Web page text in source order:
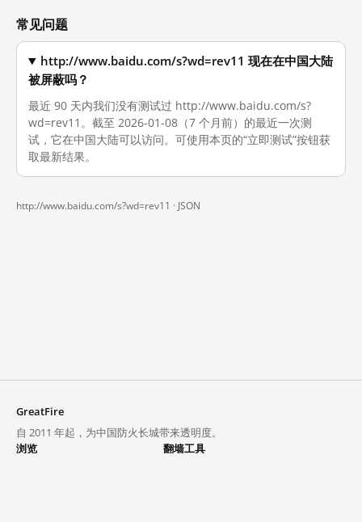
常见问题
http://www.baidu.com/s?wd=rev11 现在在中国大陆
被屏蔽吗？
最近 90 天内我们没有测试过 http://www.baidu.com/s?
wd=rev11。截至 2026-01-08（7 个月前）的最近一次测
试，它在中国大陆可以访问。可使用本页的“立即测试”按钮获
取最新结果。
http://www.baidu.com/s?wd=rev11 · JSON
GreatFire
自 2011 年起，为中国防火长城带来透明度。
浏览
翻墙工具